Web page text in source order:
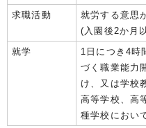
求職活動
就労する意思
(入園後2か月
就学
1日につき4時
づく職業能力
け、又は学校
高等学校、高
種学校におい